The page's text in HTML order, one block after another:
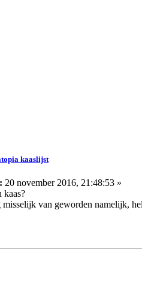
kaaslijst
20 november 2016, 21:48:53 »
kaas?
van geworden namelijk,